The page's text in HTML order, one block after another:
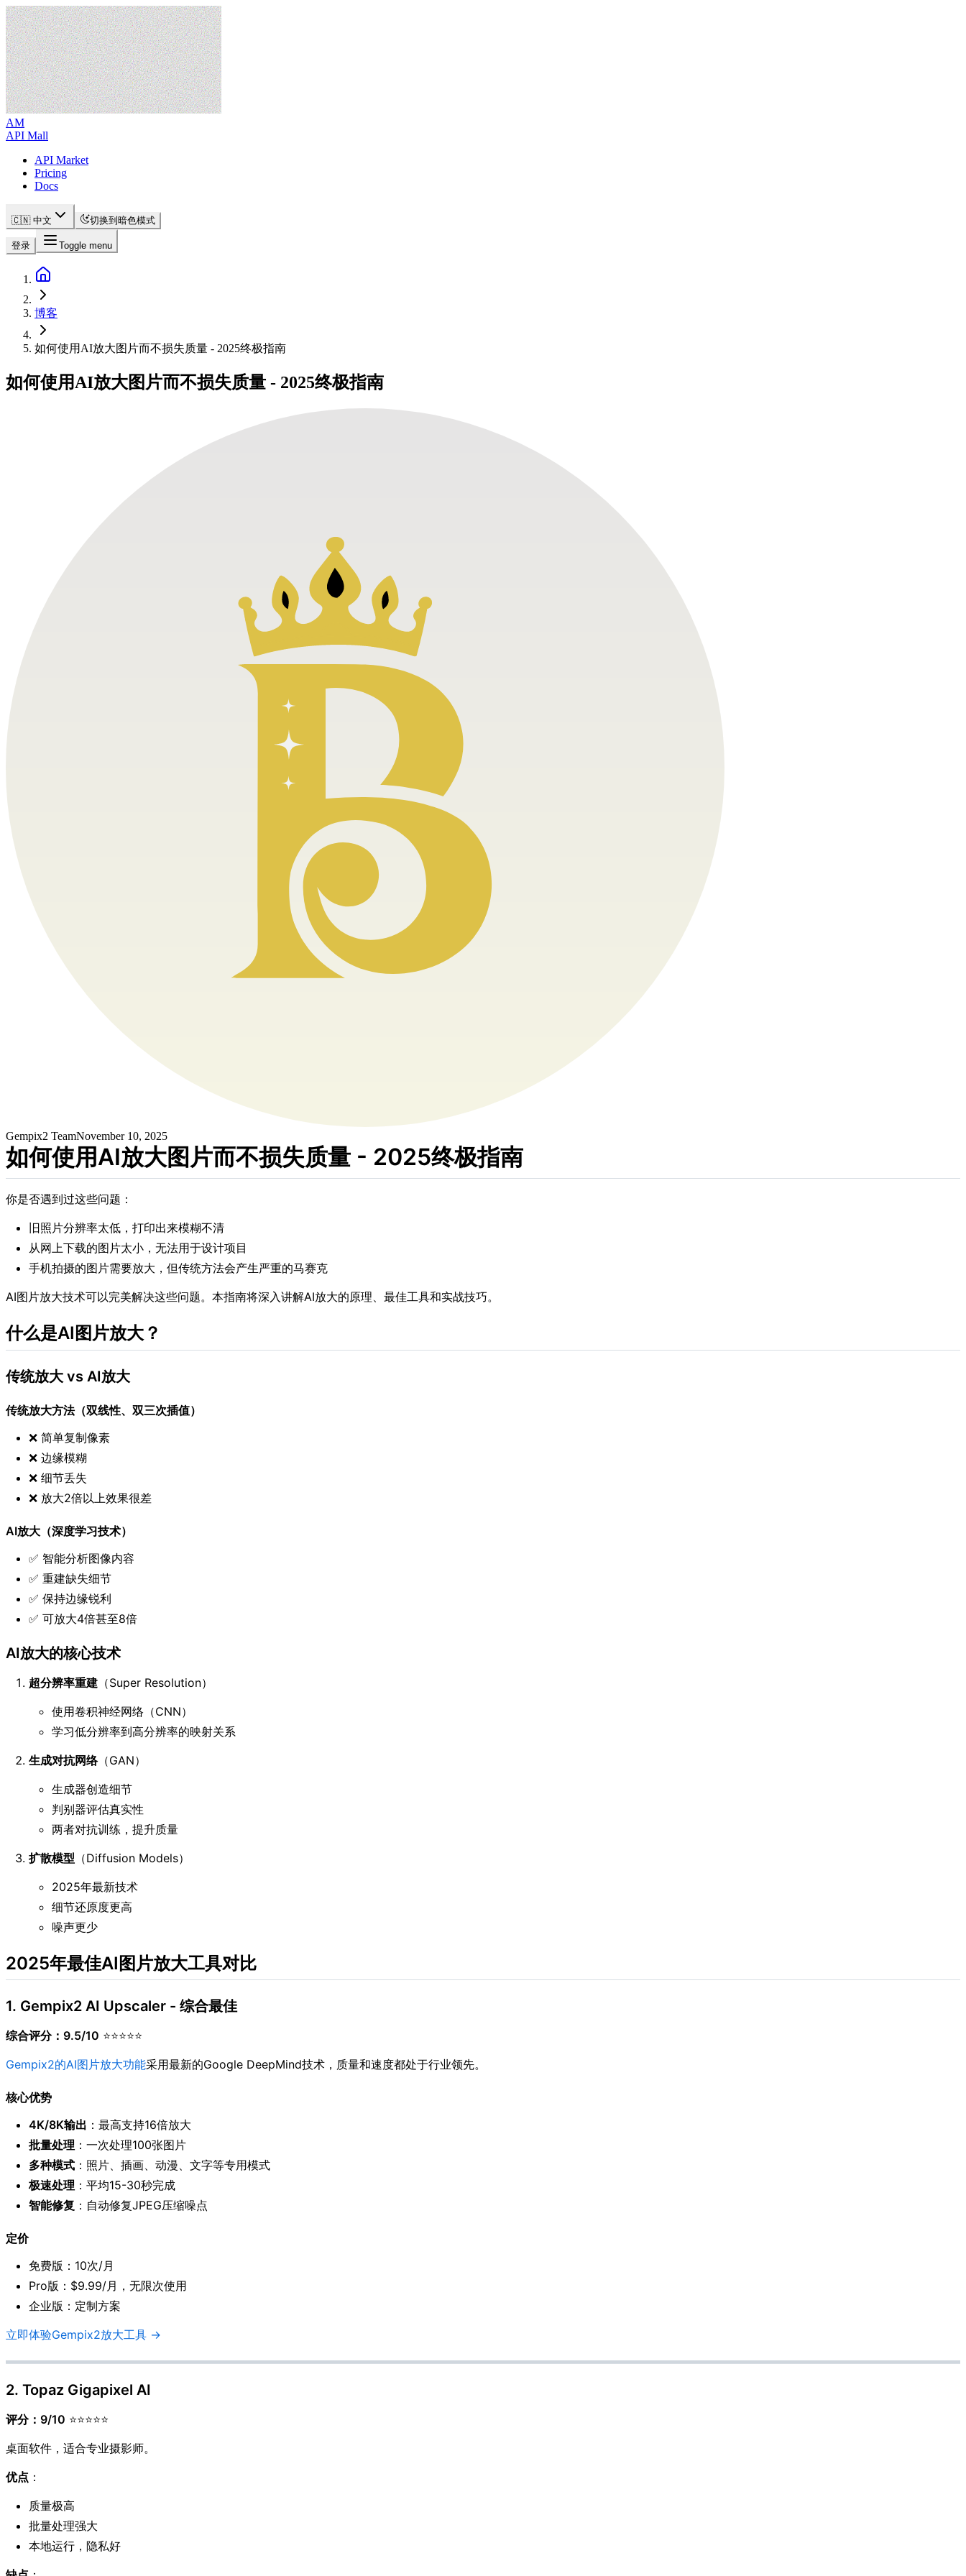
AM
API Mall
API Market
Pricing
Docs
🇨🇳 中文 切换到暗色模式
登录 Toggle menu
博客
如何使用AI放大图片而不损失质量 - 2025终极指南
如何使用AI放大图片而不损失质量 - 2025终极指南
Gempix2 TeamNovember 10, 2025
如何使用AI放大图片而不损失质量 - 2025终极指南
你是否遇到过这些问题：
旧照片分辨率太低，打印出来模糊不清
从网上下载的图片太小，无法用于设计项目
手机拍摄的图片需要放大，但传统方法会产生严重的马赛克
AI图片放大技术可以完美解决这些问题。本指南将深入讲解AI放大的原理、最佳工具和实战技巧。
什么是AI图片放大？
传统放大 vs AI放大
传统放大方法（双线性、双三次插值）
❌ 简单复制像素
❌ 边缘模糊
❌ 细节丢失
❌ 放大2倍以上效果很差
AI放大（深度学习技术）
✅ 智能分析图像内容
✅ 重建缺失细节
✅ 保持边缘锐利
✅ 可放大4倍甚至8倍
AI放大的核心技术
超分辨率重建 （Super Resolution）
使用卷积神经网络（CNN）
学习低分辨率到高分辨率的映射关系
生成对抗网络（GAN）
生成器创造细节
判别器评估真实性
两者对抗训练，提升质量
扩散模型 （Diffusion Models）
2025年最新技术
细节还原度更高
噪声更少
2025年最佳AI图片放大工具对比
1. Gempix2 AI Upscaler - 综合最佳
综合评分：9.5/10 ⭐⭐⭐⭐⭐
Gempix2的AI图片放大功能采用最新的Google DeepMind技术，质量和速度都处于行业领先。
核心优势
4K/8K输出 ：最高支持16倍放大
批量处理 ：一次处理100张图片
多种模式 ：照片、插画、动漫、文字等专用模式
极速处理 ：平均15-30秒完成
智能修复 ：自动修复JPEG压缩噪点
定价
免费版：10次/月
Pro版：$9.99/月，无限次使用
企业版：定制方案
立即体验Gempix2放大工具 →
2. Topaz Gigapixel AI
评分：9/10 ⭐⭐⭐⭐⭐
桌面软件，适合专业摄影师。
优点 ：
质量极高
批量处理强大
本地运行，隐私好